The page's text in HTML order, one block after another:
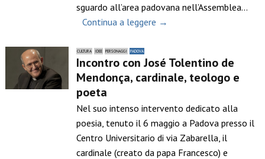
sguardo all’area padovana nell’Assemblea…
Continua a leggere →
CULTURA IDEE PERSONAGGI PADOVA
Incontro con José Tolentino de
Mendonça, cardinale, teologo e
poeta
Nel suo intenso intervento dedicato alla
poesia, tenuto il 6 maggio a Padova presso il
Centro Universitario di via Zabarella, il
cardinale (creato da papa Francesco) e